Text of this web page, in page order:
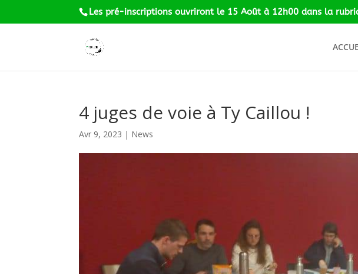
Les pré-inscriptions ouvriront le 15 Août à 12h00 dans la
4 juges de voie à Ty Caillou !
Avr 9, 2023 | News